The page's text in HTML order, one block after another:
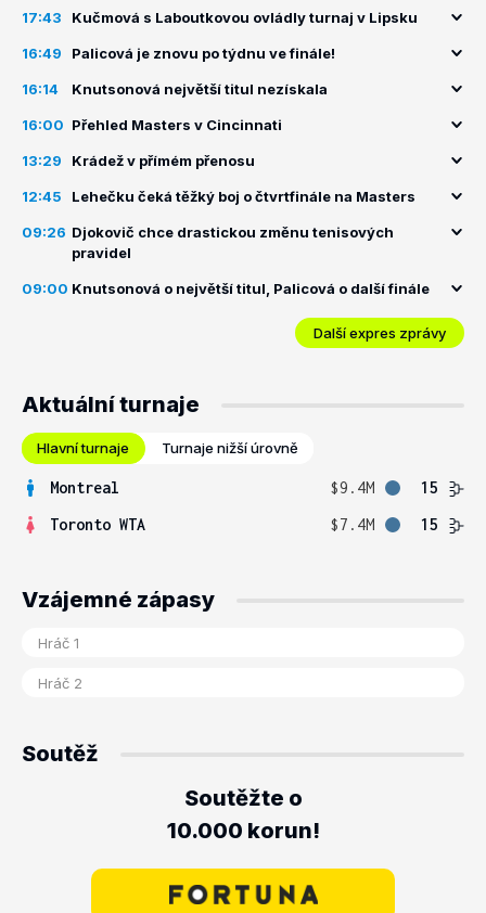
17:43 Kučmová s Laboutkovou ovládly turnaj v Lipsku
16:49 Palicová je znovu po týdnu ve finále!
16:14 Knutsonová největší titul nezískala
16:00 Přehled Masters v Cincinnati
13:29 Krádež v přímém přenosu
12:45 Lehečku čeká těžký boj o čtvrtfinále na Masters
09:26 Djokovič chce drastickou změnu tenisových
pravidel
09:00 Knutsonová o největší titul, Palicová o další finále
Další expres zprávy
Aktuální turnaje
Hlavní turnaje Turnaje nižší úrovně
Montreal $9.4M
15
Toronto WTA
$7.4M 15
Vzájemné zápasy
Soutěž
Soutěžte o
10.000 korun!